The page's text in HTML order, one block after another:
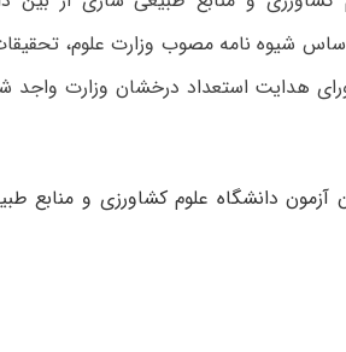
شیوه نامه مصوب وزارت علوم،
شماره ۲۱/۷۷۹۴۸ مورخ ۹۳/۵/۵ شورای هدایت استعداد درخشان
دانشگاه علوم کشاورزی و منابع